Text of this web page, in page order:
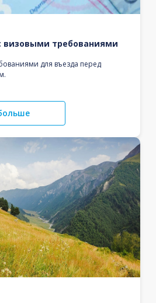
визовыми требованиями
для въезда перед